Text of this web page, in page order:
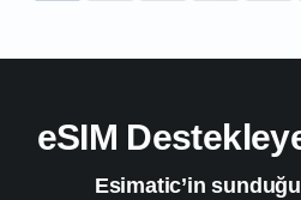
eSIM
Esimatic’in